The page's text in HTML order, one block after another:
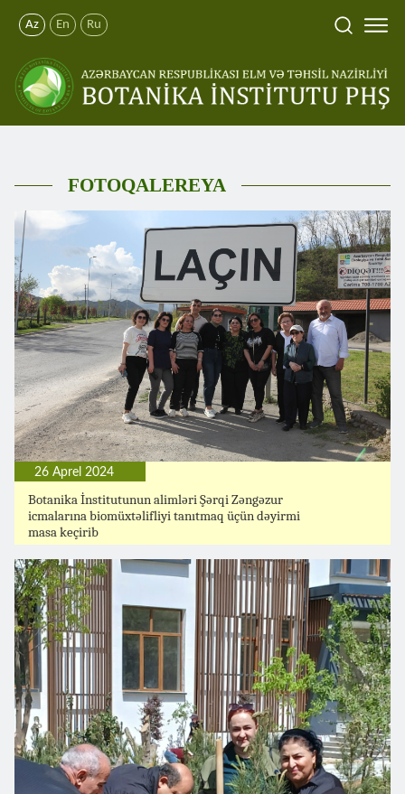
Az En Ru
FOTOQALEREYA
26 Aprel 2024
Botanika İnstitutunun alimləri Şərqi Zəngəzur
icmalarına biomüxtəlifliyi tanıtmaq üçün dəyirmi
masa keçirib